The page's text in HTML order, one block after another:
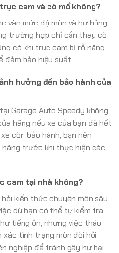
cam và cò mổ không?
vào mức độ mòn và hư hỏng
trường hợp chỉ cần thay cò
có khi trục cam bị rỗ nặng
đảm bảo hiệu suất.
hưởng đến bảo hành của
Garage Auto Speedy không
hãng nếu xe của bạn đã hết
còn bảo hành, bạn nên
trước khi thực hiện các
cam tại nhà không?
kiến thức chuyên môn sâu
dù bạn có thể tự kiểm tra
tiếng ồn, nhưng việc tháo
xác tình trạng mòn đòi hỏi
nghiệp để tránh gây hư hại